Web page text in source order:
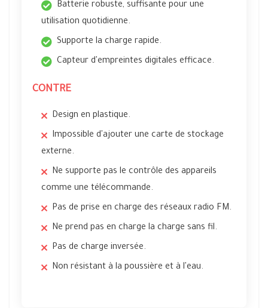
Batterie robuste, suffisante pour une
utilisation quotidienne.
Supporte la charge rapide.
Capteur d'empreintes digitales efficace.
CONTRE
Design en plastique.
Impossible d'ajouter une carte de stockage
externe.
Ne supporte pas le contrôle des appareils
comme une télécommande.
Pas de prise en charge des réseaux radio FM.
Ne prend pas en charge la charge sans fil.
Pas de charge inversée.
Non résistant à la poussière et à l'eau.